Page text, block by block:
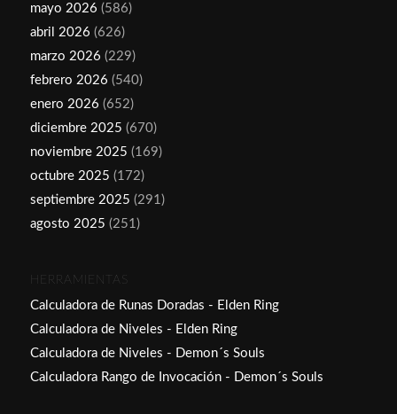
mayo 2026 (586)
abril 2026 (626)
marzo 2026 (229)
febrero 2026 (540)
enero 2026 (652)
diciembre 2025 (670)
noviembre 2025 (169)
octubre 2025 (172)
septiembre 2025 (291)
agosto 2025 (251)
HERRAMIENTAS
Calculadora de Runas Doradas - Elden Ring
Calculadora de Niveles - Elden Ring
Calculadora de Niveles - Demon´s Souls
Calculadora Rango de Invocación - Demon´s Souls